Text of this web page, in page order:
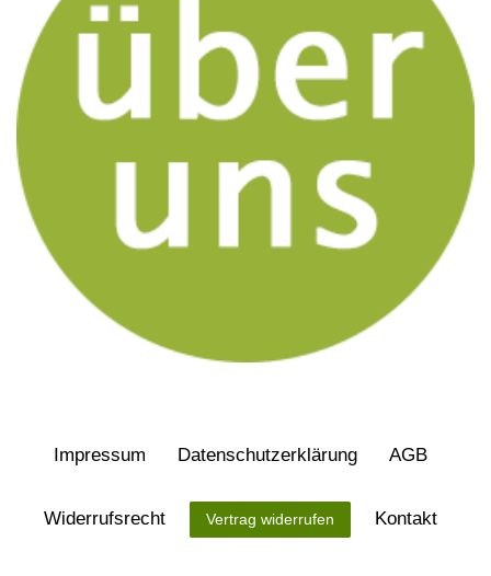
Impressum Daten­schutz­erklärung AGB
Widerrufs­recht Vertrag widerrufen Kontakt